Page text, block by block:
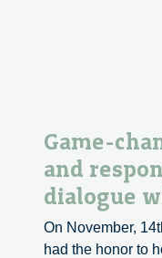
Game-
and
dialogue
On November,
had the honor to